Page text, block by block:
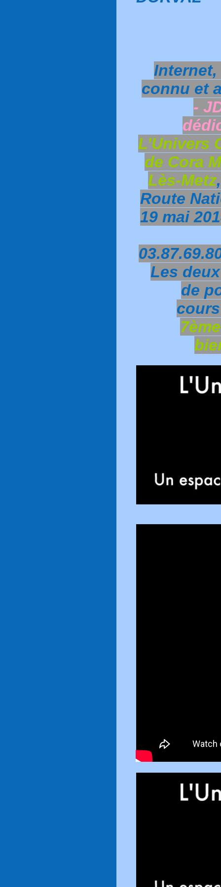
Internet,
connu et
-
L’Univers
de Cora
Lès-Metz
Route
19 mai
Les
de